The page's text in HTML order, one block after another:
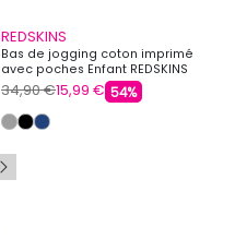
REDSKINS
Bas de jogging coton imprimé
avec poches Enfant REDSKINS
34,90 €15,99 € 54%